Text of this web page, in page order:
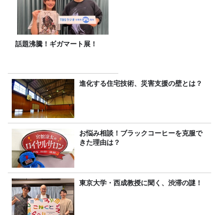
話題沸騰！ギガマート展！
進化する住宅技術、災害支援の壁とは？
お悩み相談！ブラックコーヒーを克服で
きた理由は？
東京大学・西成教授に聞く、渋滞の謎！